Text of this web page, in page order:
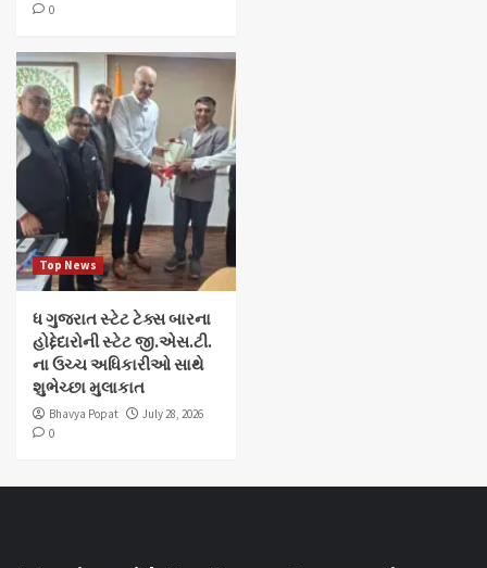
0
Top News
ધ ગુજરાત સ્ટેટ ટેક્સ બારના
હોદ્દેદારોની સ્ટેટ જી.એસ.ટી.
ના ઉચ્ચ અધિકારીઓ સાથે
શુભેચ્છા મુલાકાત
Bhavya Popat
July 28, 2026
0